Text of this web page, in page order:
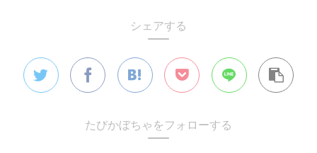
シェアする
たびかぼちゃをフォローする